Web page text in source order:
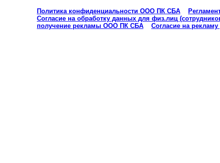
Политика конфиденциальности ООО ПК СБА
Согласие на обработку данных для физ.лиц
получение рекламы ООО ПК СБА
Согласие на